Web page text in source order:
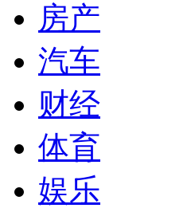
房产
汽车
财经
体育
娱乐